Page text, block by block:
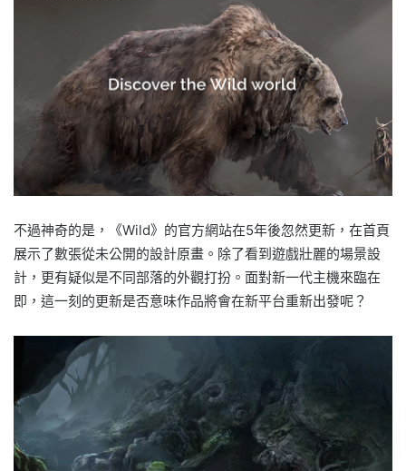
不過神奇的是，《Wild》的官方網站在5年後忽然更新，在首頁
展示了數張從未公開的設計原畫。除了看到遊戲壯麗的場景設
計，更有疑似是不同部落的外觀打扮。面對新一代主機來臨在
即，這一刻的更新是否意味作品將會在新平台重新出發呢？